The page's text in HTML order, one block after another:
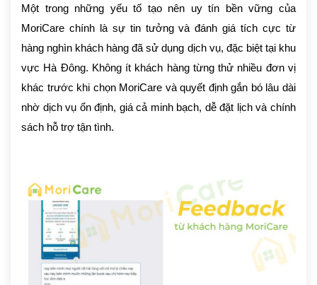
Một trong những yếu tố tạo nên uy tín bền vững của
MoriCare chính là sự tin tưởng và đánh giá tích cực từ
hàng nghìn khách hàng đã sử dụng dịch vụ, đặc biệt tại khu
vực Hà Đông. Không ít khách hàng từng thử nhiều đơn vị
khác trước khi chọn MoriCare và quyết định gắn bó lâu dài
nhờ dịch vụ ổn định, giá cả minh bạch, dễ đặt lịch và chính
sách hỗ trợ tận tình.